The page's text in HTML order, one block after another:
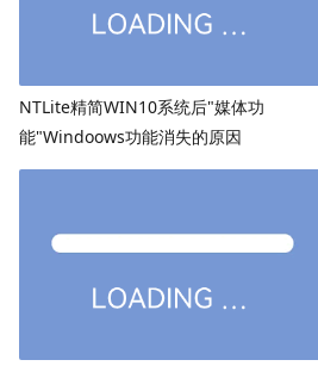
NTLite精简WIN10系统后"媒体功
能"Windoows功能消失的原因